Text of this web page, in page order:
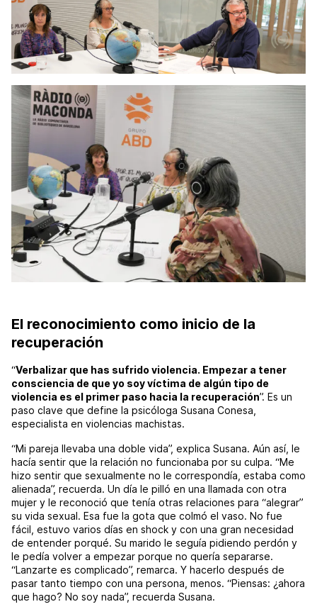
El reconocimiento como inicio de la
recuperación
“Verbalizar que has sufrido violencia. Empezar a tener
consciencia de que yo soy víctima de algún tipo de
violencia es el primer paso hacia la recuperación”. Es un
paso clave que define la psicóloga Susana Conesa,
especialista en violencias machistas.
“Mi pareja llevaba una doble vida”, explica Susana. Aún así, le
hacía sentir que la relación no funcionaba por su culpa. “Me
hizo sentir que sexualmente no le correspondía, estaba como
alienada”, recuerda. Un día le pilló en una llamada con otra
mujer y le reconoció que tenía otras relaciones para “alegrar”
su vida sexual. Esa fue la gota que colmó el vaso. No fue
fácil, estuvo varios días en shock y con una gran necesidad
de entender porqué. Su marido le seguía pidiendo perdón y
le pedía volver a empezar porque no quería separarse.
“Lanzarte es complicado”, remarca. Y hacerlo después de
pasar tanto tiempo con una persona, menos. “Piensas: ¿ahora
que hago? No soy nada”, recuerda Susana.